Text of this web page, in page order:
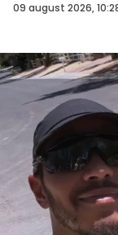
09 august 2026,